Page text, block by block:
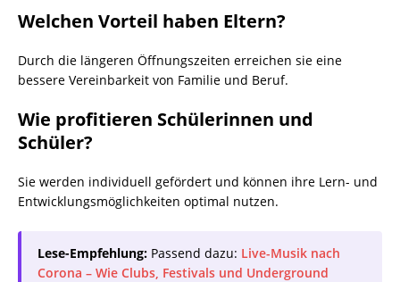
Welchen Vorteil haben Eltern?
Durch die längeren Öffnungszeiten erreichen sie eine
bessere Vereinbarkeit von Familie und Beruf.
Wie profitieren Schülerinnen und
Schüler?
Sie werden individuell gefördert und können ihre Lern- und
Entwicklungsmöglichkeiten optimal nutzen.
Lese-Empfehlung: Passend dazu: Live-Musik nach
Corona – Wie Clubs, Festivals und Underground